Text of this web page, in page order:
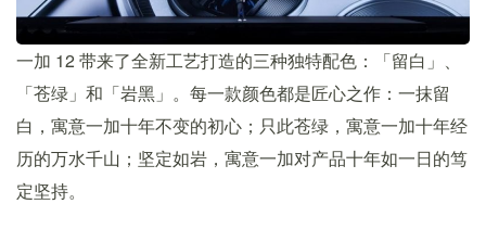
一加 12 带来了全新工艺打造的三种独特配色：「留白」、
「苍绿」和「岩黑」。每一款颜色都是匠心之作：一抹留
白，寓意一加十年不变的初心；只此苍绿，寓意一加十年经
历的万水千山；坚定如岩，寓意一加对产品十年如一日的笃
定坚持。